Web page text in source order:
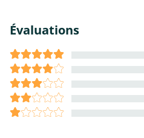
Évaluations